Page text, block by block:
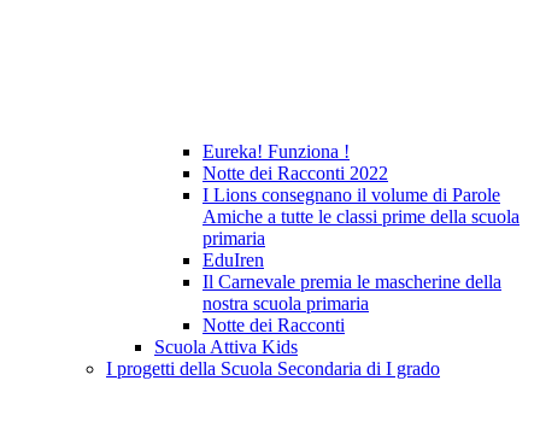
Eureka! Funziona !
Notte dei Racconti 2022
I Lions consegnano il volume di Parole
Amiche a tutte le classi prime della scuola
primaria
EduIren
Il Carnevale premia le mascherine della
nostra scuola primaria
Notte dei Racconti
Scuola Attiva Kids
I progetti della Scuola Secondaria di I grado